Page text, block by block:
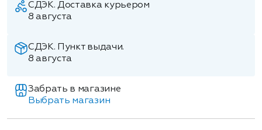
СДЭК. Доставка курьером
8 августа
СДЭК. Пункт выдачи.
8 августа
Забрать в магазине
Выбрать магазин